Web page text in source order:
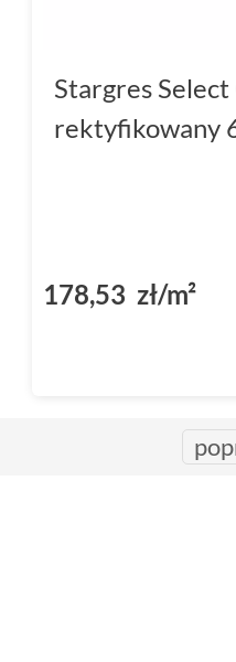
Stargres
rektyfikowany
178,53 zł/m²